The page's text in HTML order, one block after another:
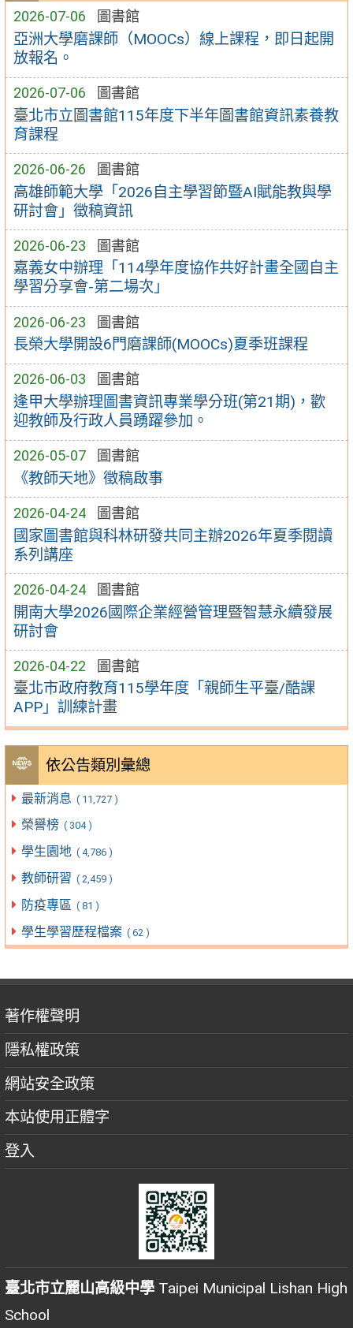
2026-07-06 圖書館
亞洲大學磨課師（MOOCs）線上課程，即日起開
放報名。
2026-07-06 圖書館
臺北市立圖書館115年度下半年圖書館資訊素養教
育課程
2026-06-26 圖書館
高雄師範大學「2026自主學習節暨AI賦能教與學
研討會」徵稿資訊
2026-06-23 圖書館
嘉義女中辦理「114學年度協作共好計畫全國自主
學習分享會-第二場次」
2026-06-23 圖書館
長榮大學開設6門磨課師(MOOCs)夏季班課程
2026-06-03 圖書館
逢甲大學辦理圖書資訊專業學分班(第21期)，歡
迎教師及行政人員踴躍參加。
2026-05-07 圖書館
《教師天地》徵稿啟事
2026-04-24 圖書館
國家圖書館與科林研發共同主辦2026年夏季閱讀
系列講座
2026-04-24 圖書館
開南大學2026國際企業經營管理暨智慧永續發展
研討會
2026-04-22 圖書館
臺北市政府教育115學年度「親師生平臺/酷課
APP」訓練計畫
依公告類別彙總
最新消息 ( 11,727 )
榮譽榜 ( 304 )
學生園地 ( 4,786 )
教師研習 ( 2,459 )
防疫專區 ( 81 )
學生學習歷程檔案 ( 62 )
著作權聲明
隱私權政策
網站安全政策
本站使用正體字
登入
臺北市立麗山高級中學 Taipei Municipal Lishan High
School